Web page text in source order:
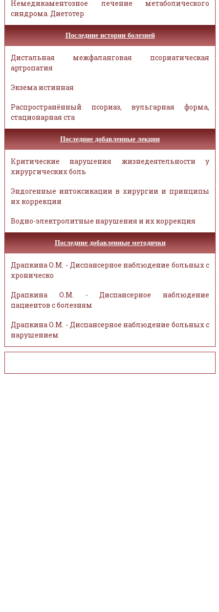
Немедикаментозное лечение метаболического
синдрома. Диетотер
Последние истории болезней
Дистальная межфаланговая псориатическая
артропатия
Экзема истинная
Распространённый псориаз, вульгарная форма,
стационарная ста
Последние добавленные лекции
Критические нарушения жизнедеятельности у
хирургических боль
Эндогенные интоксикации в хирургии и принципы
их коррекции
Водно-электролитные нарушения и их коррекция
Последние добавленные методички
Драпкина О.М. - Диспансерное наблюдение больных с
хроническо
Драпкина О.М. - Диспансерное наблюдение
пациентов с болезням
Драпкина О.М. - Диспансерное наблюдение больных с
нарушением